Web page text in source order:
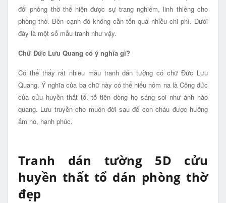
đối phòng thờ thể hiện được sự trang nghiêm, linh thiêng cho
phòng thờ. Bên cạnh đó không cần tốn quá nhiều chi phí. Dưới
đây là một số mẫu tranh như vậy.
Chữ Đức Lưu Quang có ý nghĩa gì?
Có thể thấy rất nhiều mẫu tranh dán tường có chữ Đức Lưu
Quang. Ý nghĩa của ba chữ này có thể hiểu nôm na là Công đức
của cửu huyền thất tổ, tổ tiên dòng họ sáng soi như ánh hào
quang. Lưu truyền cho muôn đời sau để con cháu được hưởng
ấm no, hạnh phúc.
Tranh dán tường 5D cửu
huyền thất tổ dán phòng thờ
đẹp